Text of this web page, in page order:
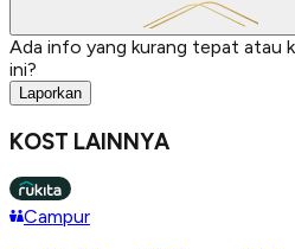
Ada info yang kurang tepat atau
ini?
Laporkan
KOST LAINNYA
Campur